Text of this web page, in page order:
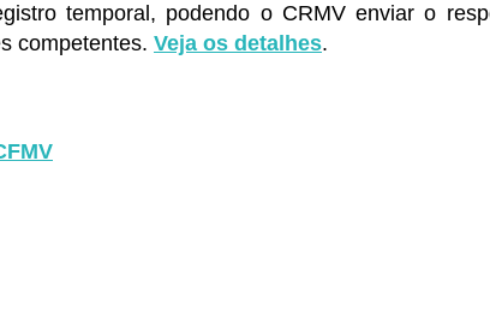
temporal, podendo o CRMV enviar o
competentes. Veja os detalhes.